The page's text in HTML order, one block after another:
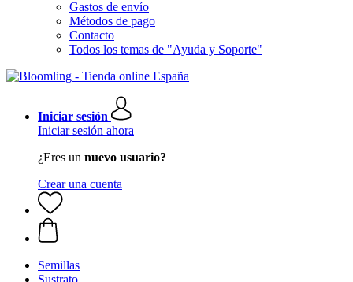
Gastos de envío
Métodos de pago
Contacto
Todos los temas de "Ayuda y Soporte"
Iniciar sesión
Iniciar sesión ahora
¿Eres un nuevo usuario?
Crear una cuenta
Semillas
Sustrato